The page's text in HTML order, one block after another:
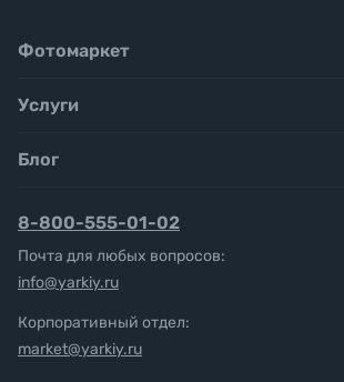
Фотомаркет
Услуги
Блог
8-800-555-01-02
Почта для любых вопросов:
info@yarkiy.ru
Корпоративный отдел:
market@yarkiy.ru